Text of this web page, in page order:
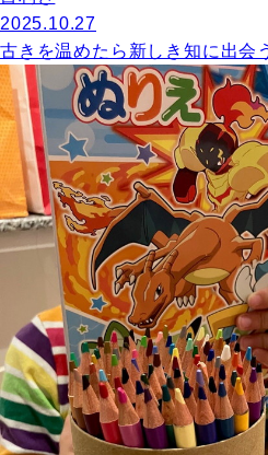
2025.10.27
古きを温めたら新しき知に出会